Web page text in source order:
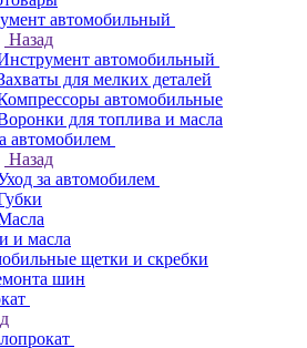
автомобильный
Назад
автомобильный
для мелких деталей
автомобильные
для топлива и масла
автомобилем
Назад
за автомобилем
и масла
щетки и скребки
шин